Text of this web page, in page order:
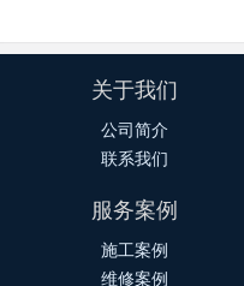
关于我们
公司简介
联系我们
服务案例
施工案例
维修案例